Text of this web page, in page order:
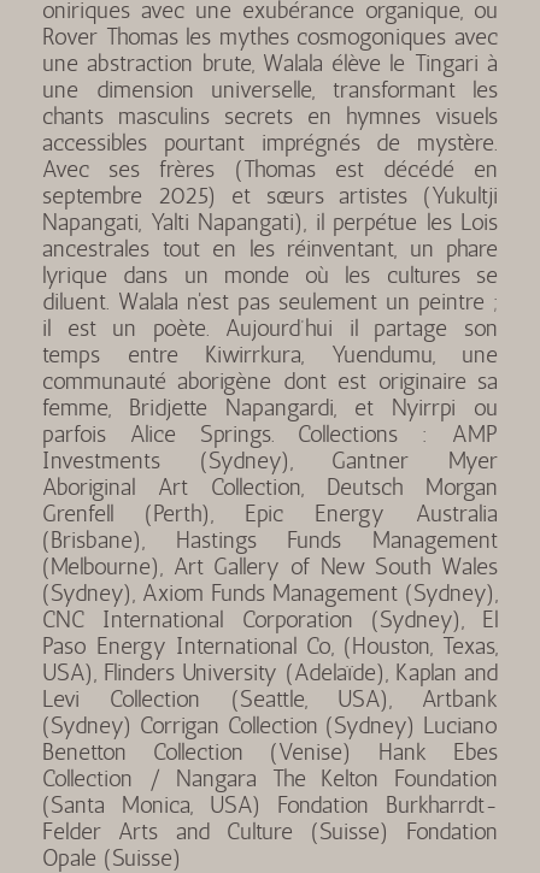
oniriques avec une exubérance organique, ou
Rover Thomas les mythes cosmogoniques avec
une abstraction brute, Walala élève le Tingari à
une dimension universelle, transformant les
chants masculins secrets en hymnes visuels
accessibles pourtant imprégnés de mystère.
Avec ses frères (Thomas est décédé en
septembre 2025) et sœurs artistes (Yukultji
Napangati, Yalti Napangati), il perpétue les Lois
ancestrales tout en les réinventant, un phare
lyrique dans un monde où les cultures se
diluent. Walala n'est pas seulement un peintre ;
il est un poète. Aujourd’hui il partage son
temps entre Kiwirrkura, Yuendumu, une
communauté aborigène dont est originaire sa
femme, Bridjette Napangardi, et Nyirrpi ou
parfois Alice Springs. Collections : AMP
Investments (Sydney), Gantner Myer
Aboriginal Art Collection, Deutsch Morgan
Grenfell (Perth), Epic Energy Australia
(Brisbane), Hastings Funds Management
(Melbourne), Art Gallery of New South Wales
(Sydney), Axiom Funds Management (Sydney),
CNC International Corporation (Sydney), El
Paso Energy International Co, (Houston, Texas,
USA), Flinders University (Adelaïde), Kaplan and
Levi Collection (Seattle, USA), Artbank
(Sydney) Corrigan Collection (Sydney) Luciano
Benetton Collection (Venise) Hank Ebes
Collection / Nangara The Kelton Foundation
(Santa Monica, USA) Fondation Burkharrdt-
Felder Arts and Culture (Suisse) Fondation
Opale (Suisse)